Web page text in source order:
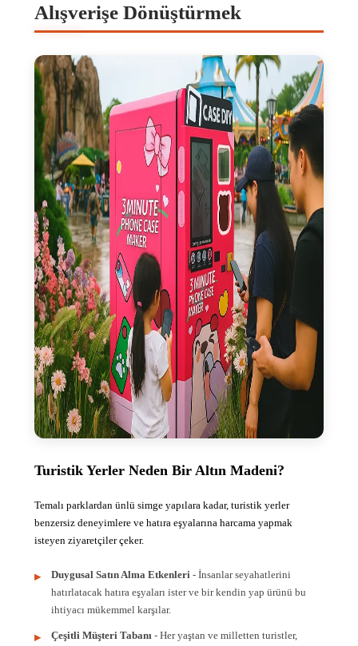
Alışverişe Dönüştürmek
Turistik Yerler Neden Bir Altın Madeni?
Temalı parklardan ünlü simge yapılara kadar, turistik yerler
benzersiz deneyimlere ve hatıra eşyalarına harcama yapmak
isteyen ziyaretçiler çeker.
Duygusal Satın Alma Etkenleri - İnsanlar seyahatlerini
hatırlatacak hatıra eşyaları ister ve bir kendin yap ürünü bu
ihtiyacı mükemmel karşılar.
Çeşitli Müşteri Tabanı - Her yaştan ve milletten turistler,